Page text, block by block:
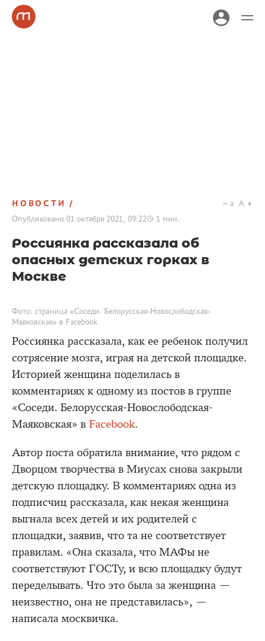
НОВОСТИ
Опубликовано 01 октября 2021, 09:22 1 мин.
a A
Россиянка рассказала об
опасных детских горках в
Москве
Фото: страница «Соседи. Белорусская-Новослободская-
Маяковская» в Facebook
Россиянка рассказала, как ее ребенок получил
сотрясение мозга, играя на детской площадке.
Историей женщина поделилась в
комментариях к одному из постов в группе
«Соседи. Белорусская-Новослободская-
Маяковская» в Facebook.
Автор поста обратила внимание, что рядом с
Дворцом творчества в Миусах снова закрыли
детскую площадку. В комментариях одна из
подписчиц рассказала, как некая женщина
выгнала всех детей и их родителей с
площадки, заявив, что та не соответствует
правилам. «Она сказала, что МАФы не
соответствуют ГОСТу, и всю площадку будут
переделывать. Что это была за женщина —
неизвестно, она не представилась», —
написала москвичка.